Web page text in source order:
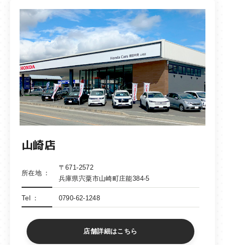
山崎店
所在地
〒671-2572
兵庫県宍粟市山崎町庄能384-5
Tel 0790-62-1248
店舗詳細はこちら